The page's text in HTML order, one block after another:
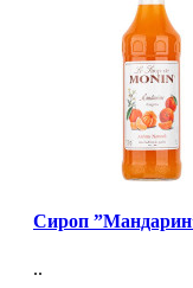
Сироп
..